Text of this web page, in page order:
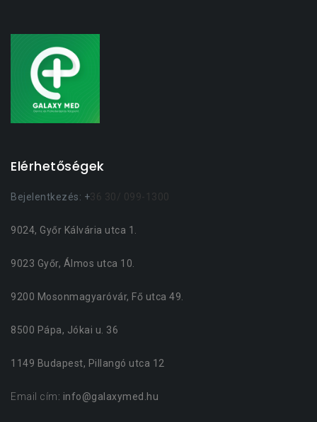
Elérhetőségek
Bejelentkezés: +36 30/ 099-1300
9024, Győr Kálvária utca 1.
9023 Győr, Álmos utca 10.
9200 Mosonmagyaróvár, Fő utca 49.
8500 Pápa, Jókai u. 36
1149 Budapest, Pillangó utca 12
Email cím: info@galaxymed.hu